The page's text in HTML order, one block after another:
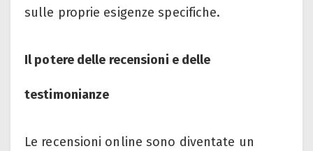
sulle proprie esigenze specifiche.
Il potere delle recensioni e delle
testimonianze
Le recensioni online sono diventate un